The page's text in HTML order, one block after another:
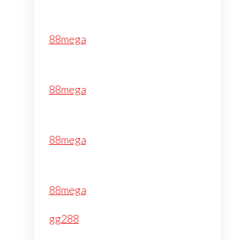
88mega
88mega
88mega
88mega
gg288